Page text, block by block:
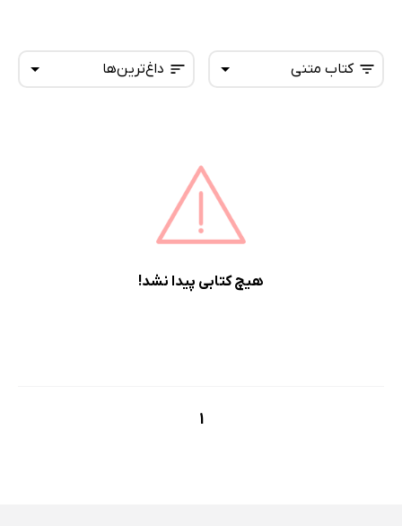
داغ‌ترین‌ها
پرفروش‌ها
پربحث‌ها
کتاب متنی
هیچ کتابی پیدا نشد!
1